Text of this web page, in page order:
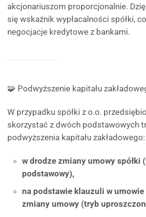
akcjonariuszom proporcjonalnie.
się wskaźnik wypłacalności spółki,
negocjacje kredytowe z bankami.
🧩 Podwyższenie kapitału
W przypadku spółki z o.o.
skorzystać z dwóch podstawowych
podwyższenia kapitału zakładowego:
w drodze zmiany umowy spółki
podstawowy),
na podstawie klauzuli w umowie
zmiany umowy (tryb